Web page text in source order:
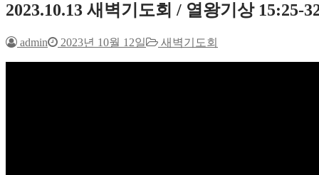
2023.10.13 새벽기도회 / 열왕기상 15:25-
admin 2023년 10월 12일 새벽기도회